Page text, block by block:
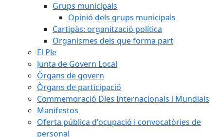
Grups municipals
Opinió dels grups municipals
Cartipàs: organització política
Organismes dels que forma part
El Ple
Junta de Govern Local
Òrgans de govern
Òrgans de participació
Commemoració Dies Internacionals i Mundials
Manifestos
Oferta pública d'ocupació i convocatòries de
personal